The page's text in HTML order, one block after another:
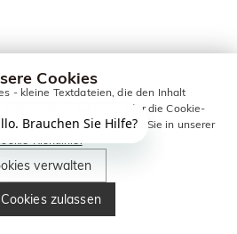
Cookies
- kleine Textdateien, die den Inhalt
alle Cookies zulassen oder die Cookie-
Informationen erhalten Sie in unserer
Richtlinie.
verwalten
zulassen